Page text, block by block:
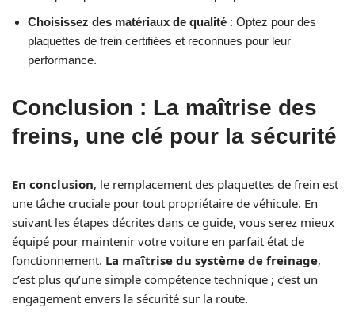
Choisissez des matériaux de qualité : Optez pour des
plaquettes de frein certifiées et reconnues pour leur
performance.
Conclusion : La maîtrise des
freins, une clé pour la sécurité
En conclusion, le remplacement des plaquettes de frein est
une tâche cruciale pour tout propriétaire de véhicule. En
suivant les étapes décrites dans ce guide, vous serez mieux
équipé pour maintenir votre voiture en parfait état de
fonctionnement. La maîtrise du système de freinage,
c’est plus qu’une simple compétence technique ; c’est un
engagement envers la sécurité sur la route.